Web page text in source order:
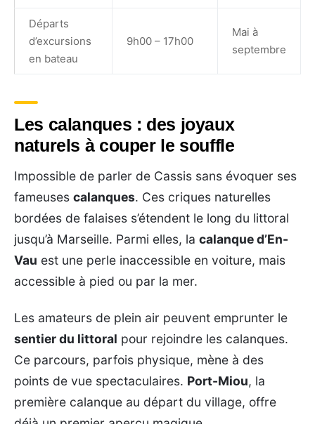
Départs
d’excursions
en bateau
9h00 – 17h00
Mai à
septembre
Les calanques : des joyaux
naturels à couper le souffle
Impossible de parler de Cassis sans évoquer ses
fameuses calanques. Ces criques naturelles
bordées de falaises s’étendent le long du littoral
jusqu’à Marseille. Parmi elles, la calanque d’En-
Vau est une perle inaccessible en voiture, mais
accessible à pied ou par la mer.
Les amateurs de plein air peuvent emprunter le
sentier du littoral pour rejoindre les calanques.
Ce parcours, parfois physique, mène à des
points de vue spectaculaires. Port-Miou, la
première calanque au départ du village, offre